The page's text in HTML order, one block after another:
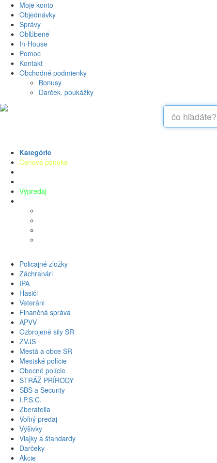
Moje konto
Objednávky
Správy
Obľúbené
In-House
Pomoc
Kontakt
Obchodné podmienky
Bonusy
Darček. poukážky
Kategórie
Cenová ponuka
Výpredaj
Policajné zložky
Záchranári
IPA
Hasiči
Veteráni
Finančná správa
APVV
Ozbrojené sily SR
ZVJS
Mestá a obce SR
Mestské polície
Obecné polície
STRÁŽ PRÍRODY
SBS a Security
I.P.S.C.
Zberatelia
Voľný predaj
Výšivky
Vlajky a štandardy
Darčeky
Akcie